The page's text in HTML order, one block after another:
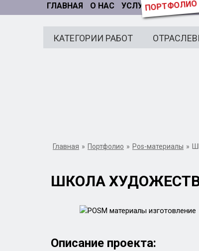
ГЛАВНАЯ О НАС УСЛУГИ
КАТЕГОРИИ РАБОТ
Главная » Портфолио » Pos-материалы »
ШКОЛА
Описание проекта: